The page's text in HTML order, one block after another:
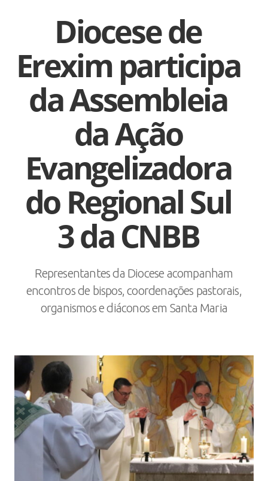
Diocese de
Erexim participa
da Assembleia
da Ação
Evangelizadora
do Regional Sul
3 da CNBB
Representantes da Diocese acompanham
encontros de bispos, coordenações pastorais,
organismos e diáconos em Santa Maria